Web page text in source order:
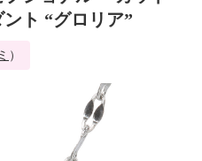
ント “グロリア”
）